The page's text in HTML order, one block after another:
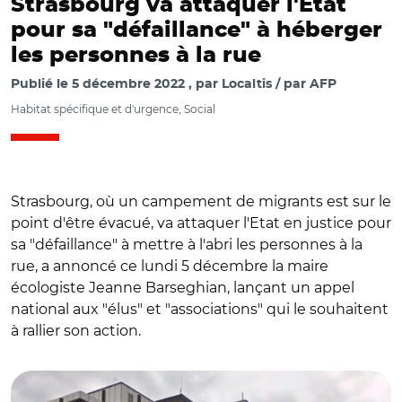
Strasbourg va attaquer l'Etat
pour sa "défaillance" à héberger
les personnes à la rue
Publié le 5 décembre 2022 par Localtis / par AFP
Habitat spécifique et d'urgence, Social
Strasbourg, où un campement de migrants est sur le
point d'être évacué, va attaquer l'Etat en justice pour
sa "défaillance" à mettre à l'abri les personnes à la
rue, a annoncé ce lundi 5 décembre la maire
écologiste Jeanne Barseghian, lançant un appel
national aux "élus" et "associations" qui le souhaitent
à rallier son action.